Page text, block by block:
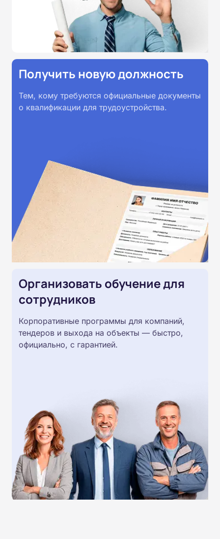
всей России.
Получить новую должность
Тем, кому требуются официальные документы
о квалификации для трудоустройства.
Организовать обучение для
сотрудников
Корпоративные программы для компаний,
тендеров и выхода на объекты — быстро,
официально, с гарантией.